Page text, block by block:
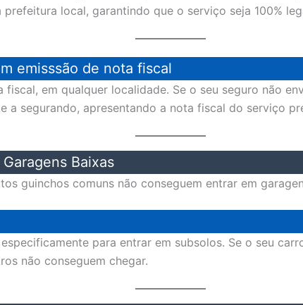
local, garantindo que o serviço seja 100%
emisssão de nota fiscal
em qualquer localidade. Se o seu seguro não
segurando, apresentando a nota fiscal do serviço
Baixas
guinchos comuns não conseguem entrar em
para entrar em subsolos. Se o seu
não conseguem chegar.